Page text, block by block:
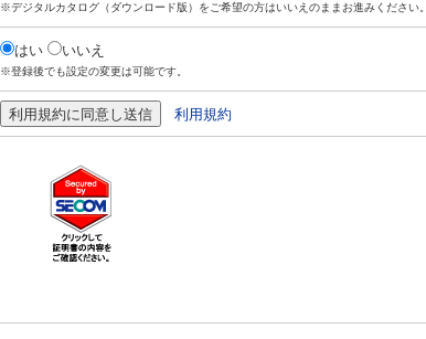
※デジタルカタログ（ダウンロード版）をご希望の方はいいえのままお進みください。
はい いいえ
※登録後でも設定の変更は可能です。
利用規約